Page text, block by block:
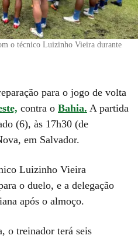
o técnico Luizinho Vieira durante
para o jogo de volta
contra o Bahia. A partida
(6), às 17h30 (de
em Salvador.
Luizinho Vieira
o duelo, e a delegação
após o almoço.
o treinador terá seis